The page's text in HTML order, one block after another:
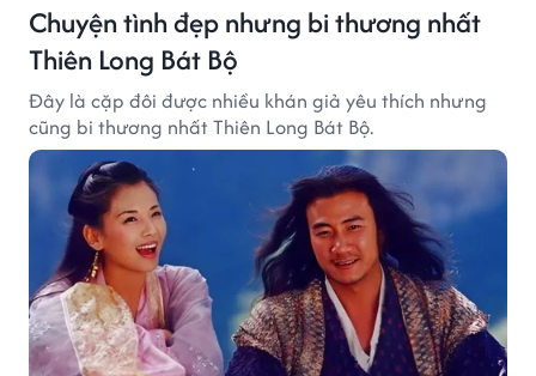
Chuyện tình đẹp nhưng bi thương nhất
Thiên Long Bát Bộ
Đây là cặp đôi được nhiều khán giả yêu thích nhưng
cũng bi thương nhất Thiên Long Bát Bộ.